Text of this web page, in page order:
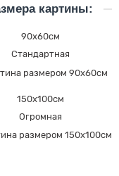
картины:
90х60см
Стандартная
150х100см
Огромная